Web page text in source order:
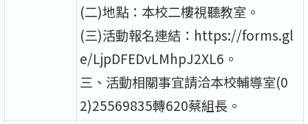
(二)地點：本校二樓視聽教室。
(三)活動報名連結：https://forms.gl
e/LjpDFEDvLMhpJ2XL6。
三、活動相關事宜請洽本校輔導室(0
2)25569835轉620蔡組長。